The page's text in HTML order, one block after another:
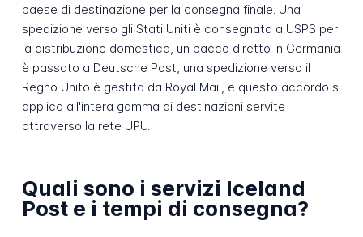
paese di destinazione per la consegna finale. Una
spedizione verso gli Stati Uniti è consegnata a USPS per
la distribuzione domestica, un pacco diretto in Germania
è passato a Deutsche Post, una spedizione verso il
Regno Unito è gestita da Royal Mail, e questo accordo si
applica all'intera gamma di destinazioni servite
attraverso la rete UPU.
Quali sono i servizi Iceland
Post e i tempi di consegna?